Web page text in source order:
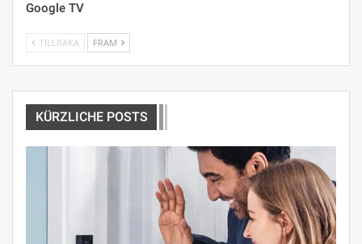
Google TV
TILLBAKA FRAM
KÜRZLICHE POSTS